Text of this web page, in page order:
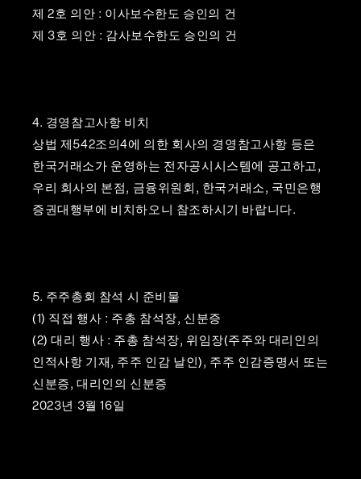
제 2호 의안 : 이사보수한도 승인의 건
제 3호 의안 : 감사보수한도 승인의 건
4. 경영참고사항 비치
상법 제542조의4에 의한 회사의 경영참고사항 등은
한국거래소가 운영하는 전자공시시스템에 공고하고,
우리 회사의 본점, 금융위원회, 한국거래소, 국민은행
증권대행부에 비치하오니 참조하시기 바랍니다.
5. 주주총회 참석 시 준비물
(1) 직접 행사 : 주총 참석장, 신분증
(2) 대리 행사 : 주총 참석장, 위임장(주주와 대리인의
인적사항 기재, 주주 인감 날인), 주주 인감증명서 또는
신분증, 대리인의 신분증
2023년 3월 16일